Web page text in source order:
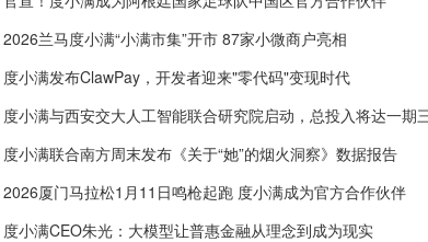
2026兰马度小满“小满市集”开市 87家小微商户亮相
度小满发布ClawPay，开发者迎来"零代码"变现时代
度小满与西安交大人工智能联合研究院启动，总投入将达一期
度小满联合南方周末发布《关于“她”的烟火洞察》数据报告
2026厦门马拉松1月11日鸣枪起跑 度小满成为官方合作伙伴
度小满CEO朱光：大模型让普惠金融从理念到成为现实